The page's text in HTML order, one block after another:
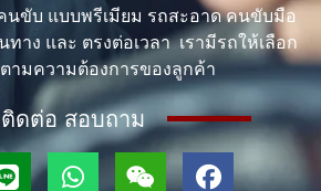
นขับ แบบพรีเมียม รถสะอาด คนขับมือ
าง และ ตรงต่อเวลา เรามีรถให้เลือก
ามความต้องการของลูกค้า
ติดต่อ สอบถาม